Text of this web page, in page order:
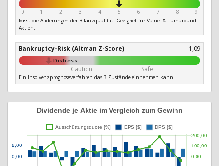
0 1 2 3 4 5 6 7 8
9
Misst die Änderungen der Bilanzqualität. Geeignet für Value- & Turnaround-
Aktien.
Bankruptcy-Risk (Altman Z-Score) 1,09
Distress
Caution Safe
Ein Insolvenzprognoseverfahren das 3 Zustände einnehmen kann.